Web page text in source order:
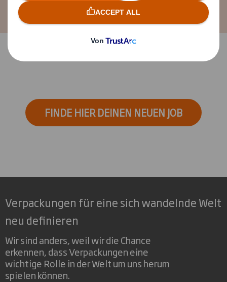
FINDE HIER DEINEN NEUEN JOB
Verpackungen für eine sich wandelnde Welt
neu definieren
Wir sind anders, weil wir die Chance
erkennen, dass Verpackungen eine
wichtige Rolle in der Welt um uns herum
spielen können.